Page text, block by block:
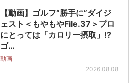
【動画】ゴルフ“勝手に”ダイジ
ェスト＜もやもやFile.37＞プロ
にとっては「カロリー摂取」!?
ゴ…
動画
2026.08.08